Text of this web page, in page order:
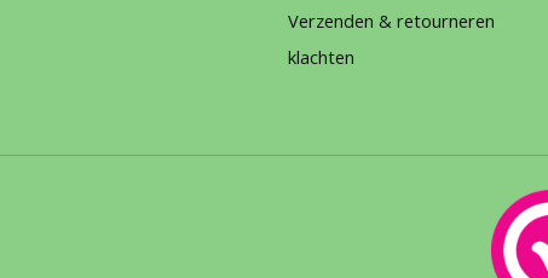
Verzenden & retourneren
klachten